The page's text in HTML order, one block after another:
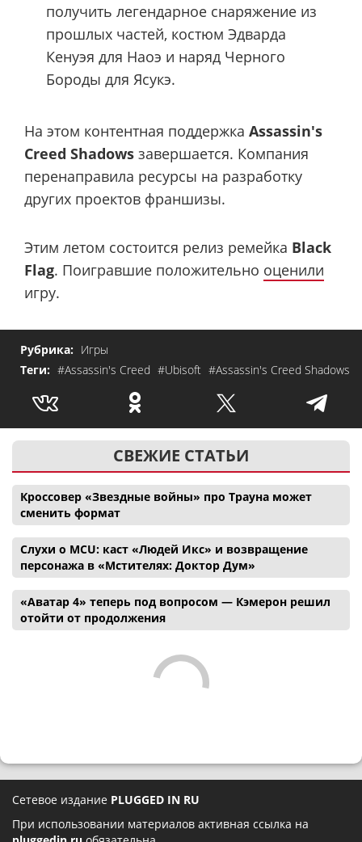
получить легендарное снаряжение из
прошлых частей, костюм Эдварда
Кенуэя для Наоэ и наряд Черного
Бороды для Ясукэ.
На этом контентная поддержка Assassin's
Creed Shadows завершается. Компания
перенаправила ресурсы на разработку
других проектов франшизы.
Этим летом состоится релиз ремейка Black
Flag. Поигравшие положительно оценили
игру.
Рубрика: Игры
Теги: #Assassin's Creed #Ubisoft #Assassin's Creed Shadows
СВЕЖИЕ СТАТЬИ
Кроссовер «Звездные войны» про Трауна может
сменить формат
Слухи о MCU: каст «Людей Икс» и возвращение
персонажа в «Мстителях: Доктор Дум»
«Аватар 4» теперь под вопросом — Кэмерон решил
отойти от продолжения
Сетевое издание PLUGGED IN RU
При использовании материалов активная ссылка на